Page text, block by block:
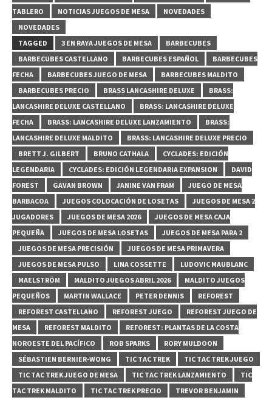
TABLERO
NOTICIAS JUEGOS DE MESA
NOVEDADES
NOVEDADES
TAGGED
3 EN RAYA JUEGOS DE MESA
BARBECUBES
BARBECUBES CASTELLANO
BARBECUBES ESPAÑOL
BARBECUBES
FECHA
BARBECUBES JUEGO DE MESA
BARBECUBES MALDITO
BARBECUBES PRECIO
BRASS LANCASHIRE DELUXE
BRASS:
LANCASHIRE DELUXE CASTELLANO
BRASS: LANCASHIRE DELUXE
FECHA
BRASS: LANCASHIRE DELUXE LANZAMIENTO
BRASS:
LANCASHIRE DELUXE MALDITO
BRASS: LANCASHIRE DELUXE PRECIO
BRETT J. GILBERT
BRUNO CATHALA
CYCLADES: EDICIÓN
LEGENDARIA
CYCLADES: EDICIÓN LEGENDARIA EXPANSION
DAVID
FOREST
GAVAN BROWN JANINE VAN FRAM
JUEGO DE MESA
BARBACOA
JUEGOS COLOCACIÓN DE LOSETAS
JUEGOS DE MESA 2
JUGADORES
JUEGOS DE MESA 2026
JUEGOS DE MESA CAJA
PEQUEÑA
JUEGOS DE MESA LOSETAS
JUEGOS DE MESA PARA 2
JUEGOS DE MESA PRECISIÓN
JUEGOS DE MESA PRIMAVERA
JUEGOS DE MESA PULSO
LINA COSSETTE
LUDOVIC MAUBLANC
MAELSTRÖM
MALDITO JUEGOS ABRIL 2026
MALDITO JUEGOS
PEQUEÑOS
MARTIN WALLACE PETER DENNIS
REFOREST
REFOREST CASTELLANO
REFOREST JUEGO
REFOREST JUEGO DE
MESA
REFOREST MALDITO
REFOREST: PLANTAS DE LA COSTA
NOROESTE DEL PACÍFICO
ROB SPARKS
RORY MULDOON
SÉBASTIEN BERNIER-WONG
TIC TAC TREK
TIC TAC TREK JUEGO
TIC TAC TREK JUEGO DE MESA
TIC TAC TREK LANZAMIENTO
TIC
TAC TREK MALDITO
TIC TAC TREK PRECIO TREVOR BENJAMIN